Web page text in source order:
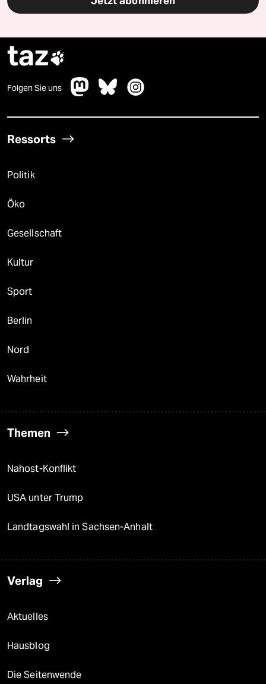
taz
Folgen Sie uns
Ressorts
Politik
Öko
Gesellschaft
Kultur
Sport
Berlin
Nord
Wahrheit
Themen
Nahost-Konflikt
USA unter Trump
Landtagswahl in Sachsen-Anhalt
Verlag
Aktuelles
Hausblog
Die Seitenwende